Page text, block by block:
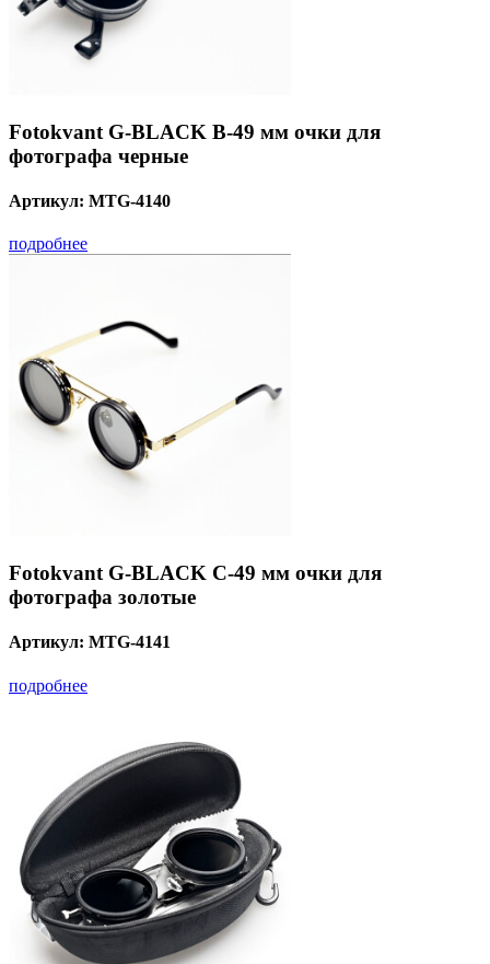
Fotokvant G-BLACK B-49 мм очки для
фотографа черные
Артикул: MTG-4140
подробнее
Fotokvant G-BLACK C-49 мм очки для
фотографа золотые
Артикул: MTG-4141
подробнее